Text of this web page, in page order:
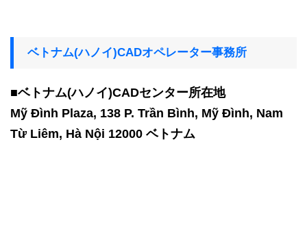
ベトナム(ハノイ)CADオペレーター事務所
■ベトナム(ハノイ)CADセンター所在地
Mỹ Đình Plaza, 138 P. Trần Bình, Mỹ Đình, Nam
Từ Liêm, Hà Nội 12000 ベトナム